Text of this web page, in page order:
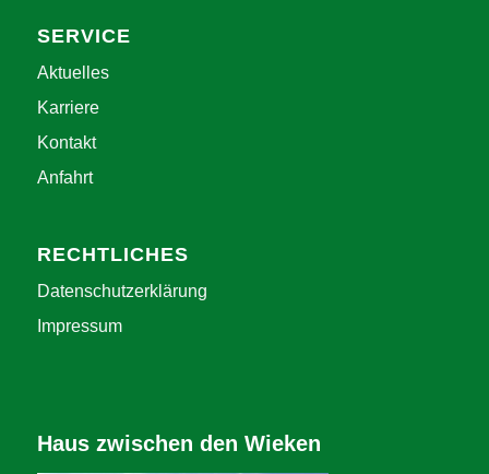
SERVICE
Aktuelles
Karriere
Kontakt
Anfahrt
RECHTLICHES
Datenschutzerklärung
Impressum
Haus zwischen den Wieken